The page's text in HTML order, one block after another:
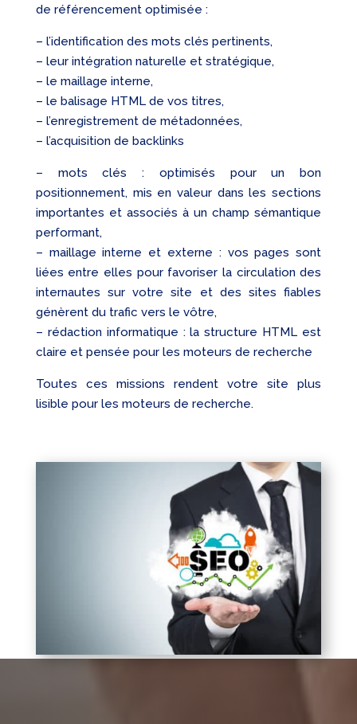
de référencement optimisée :
– l’identification des mots clés pertinents,
– leur intégration naturelle et stratégique,
– le maillage interne,
– le balisage HTML de vos titres,
– l’enregistrement de métadonnées,
– l’acquisition de backlinks
– mots clés : optimisés pour un bon
positionnement, mis en valeur dans les sections
importantes et associés à un champ sémantique
performant,
– maillage interne et externe : vos pages sont
liées entre elles pour favoriser la circulation des
internautes sur votre site et des sites fiables
génèrent du trafic vers le vôtre,
– rédaction informatique : la structure HTML est
claire et pensée pour les moteurs de recherche
Toutes ces missions rendent votre site plus
lisible pour les moteurs de recherche.